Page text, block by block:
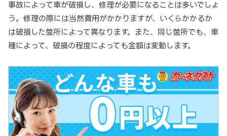
事故によって車が破損し、修理が必要になることは多いでしょ
う。修理の際には当然費用がかかりますが、いくらかかるか
は破損した箇所によって異なります。また、同じ箇所でも、車
種によって、破損の程度によっても金額は変動します。